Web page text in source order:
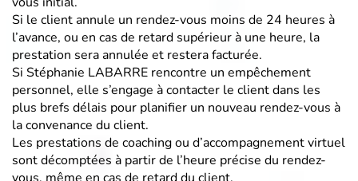
Si le client annule un rendez-vous moins de 24 heures à
l’avance, ou en cas de retard supérieur à une heure, la
prestation sera annulée et restera facturée.
Si Stéphanie LABARRE rencontre un empêchement
personnel, elle s’engage à contacter le client dans les
plus brefs délais pour planifier un nouveau rendez-vous à
la convenance du client.
Les prestations de coaching ou d’accompagnement virtuel
sont décomptées à partir de l’heure précise du rendez-